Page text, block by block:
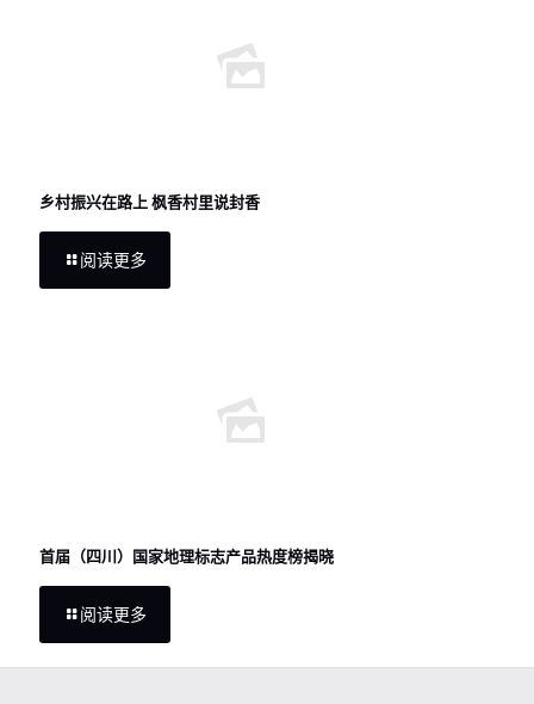
乡村振兴在路上 枫香村里说封香
阅读更多
首届（四川）国家地理标志产品热度榜揭晓
阅读更多